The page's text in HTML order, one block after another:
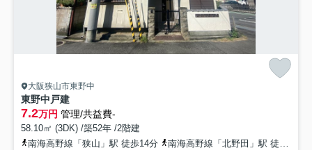
大阪狭山市東野中
東野中戸建
7.2万円 管理/共益費-
58.10㎡ (3DK) /築52年 /2階建
南海高野線「狭山」駅 徒歩14分
南海高野線「北野田」駅 徒歩22分